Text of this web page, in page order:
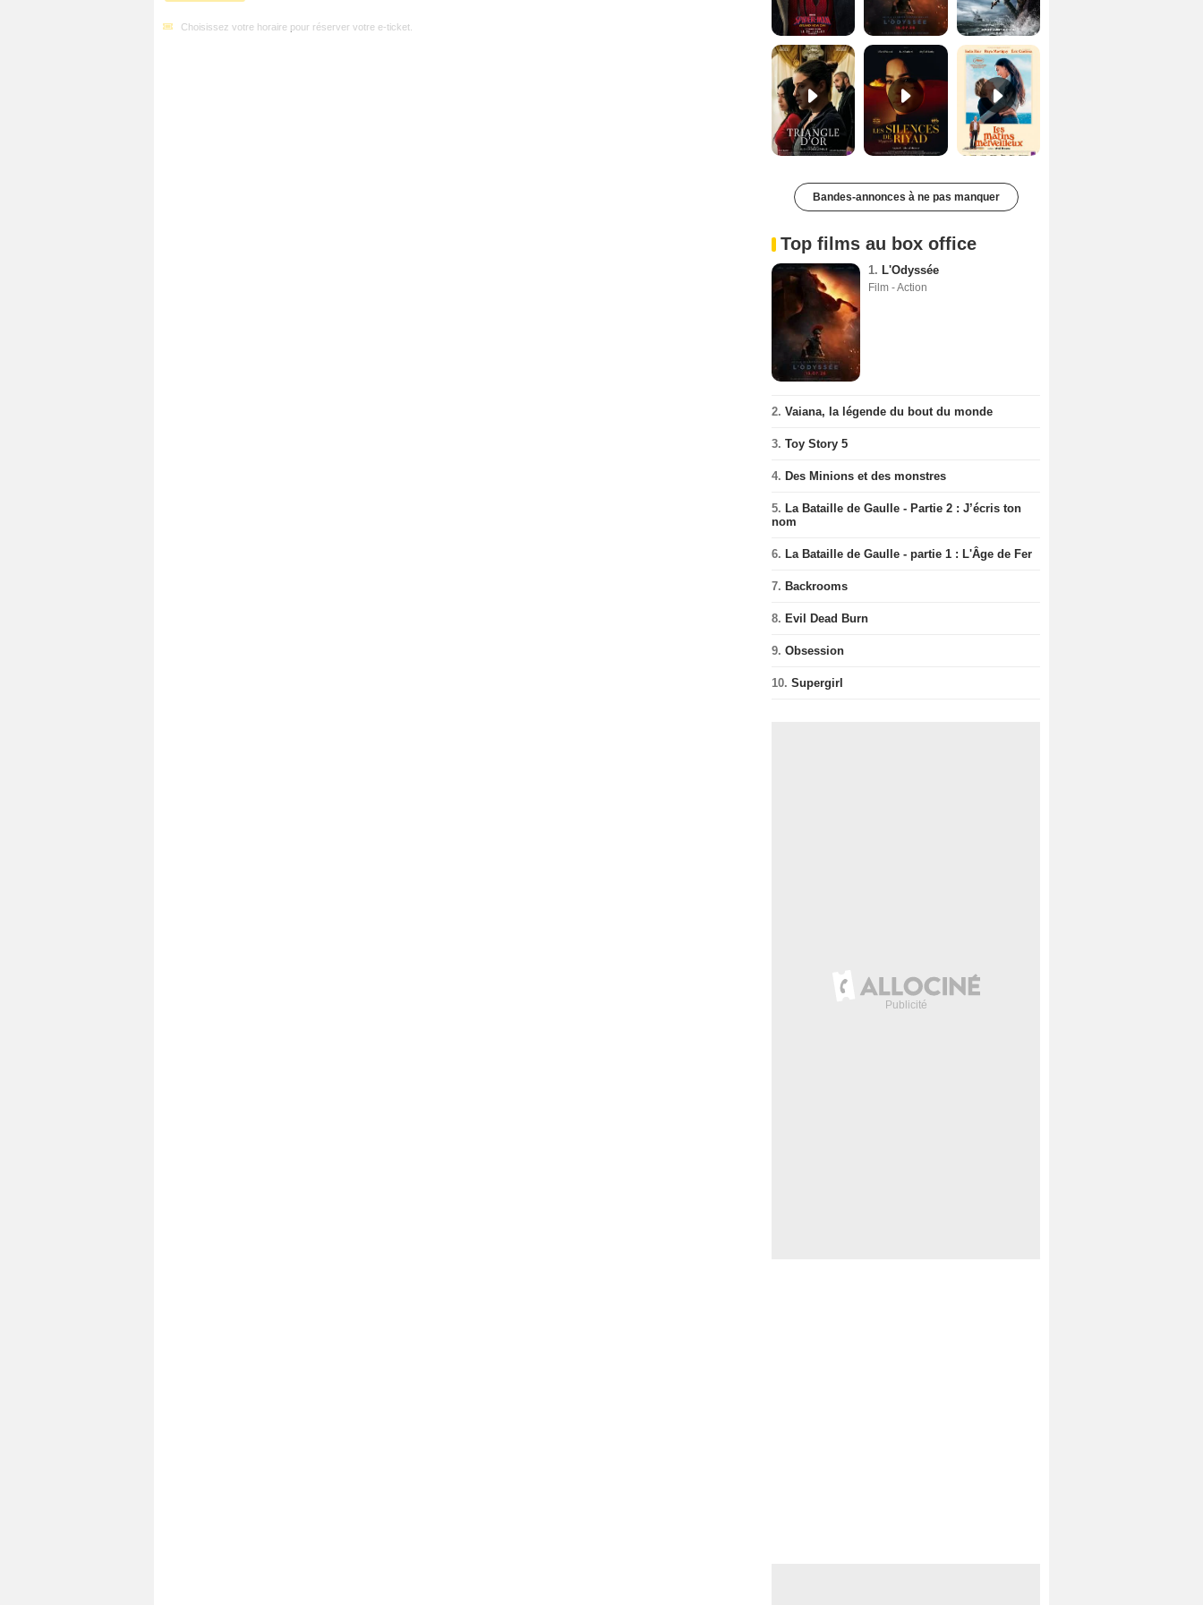
Choisissez votre horaire pour réserver votre e-ticket. Les Silences de Riyad Bande-annonce VO STFR Les Matins merveilleux Bande-annonce VF
Bandes-annonces à ne pas manquer
Top films au box office
1. L'Odyssée
Film - Action
2. Vaiana, la légende du bout du monde
3. Toy Story 5
4. Des Minions et des monstres
5. La Bataille de Gaulle - Partie 2 : J’écris ton
nom
6. La Bataille de Gaulle - partie 1 : L'Âge de Fer
7. Backrooms
8. Evil Dead Burn
9. Obsession
10. Supergirl